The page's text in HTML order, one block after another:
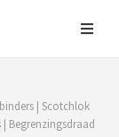
| Scotchlok
Begrenzingsdraad